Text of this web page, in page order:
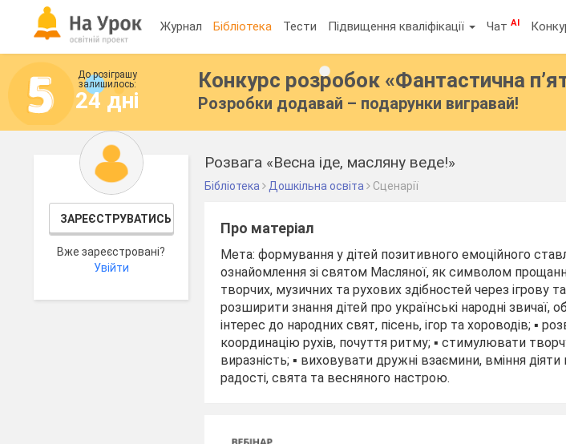
Журнал Бібліотека Тести Підвищення кваліфікації ЧатAI
До розіграшу
залишилось:
24 дні
Конкурс розробок «Фантастична
Розробки додавай – подарунки вигравай!
ЗАРЕЄСТРУВАТИСЬ
Вже зареєстровані?
Увійти
Розвага «Весна іде, масляну веде!»
Бібліотека Дошкільна освіта Сценарії
Про матеріал
Мета: формування у дітей позитивного емоційного
ознайомлення зі святом Масляної, як символом
творчих, музичних та рухових здібностей через ігрову
розширити знання дітей про українські народні
інтерес до народних свят, пісень, ігор та хороводів; ▪️
координацію рухів, почуття ритму; ▪️ стимулювати
виразність; ▪️ виховувати дружні взаємини, вміння
радості, свята та весняного настрою.